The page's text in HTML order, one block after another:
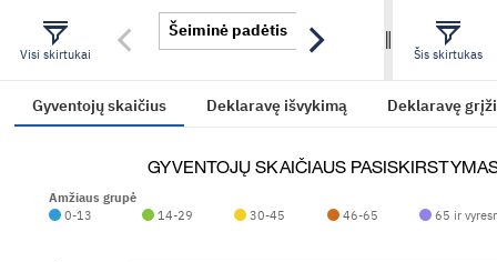
Visi skirtukai
Šeiminė padėtis Amžiaus grupė
Šis skirtukas
Gyventojų skaičius Deklaravę išvykimą Deklaravę
GYVENTOJŲ SKAIČIAUS
Amžiaus grupė
0-13
14-29 30-45 46-65 65 ir